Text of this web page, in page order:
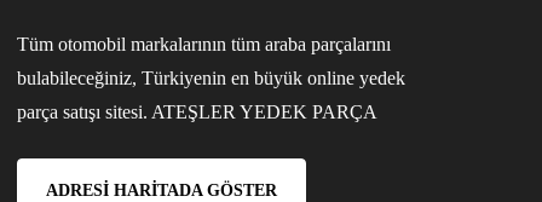
Tüm otomobil markalarının tüm araba parçalarını
bulabileceğiniz, Türkiyenin en büyük online yedek
parça satışı sitesi. ATEŞLER YEDEK PARÇA
ADRESI HARITADA GÖSTER